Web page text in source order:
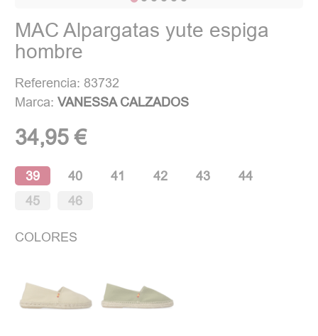
MAC Alpargatas yute espiga
hombre
Referencia: 83732
Marca:VANESSA CALZADOS
34,95 €
39 40 41 42 43
44
45
46
COLORES